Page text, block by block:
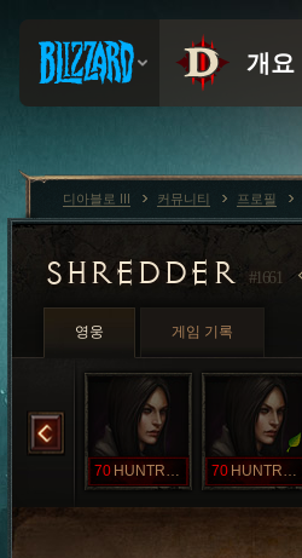
SHREDDER #1661
영웅 게임 기록
70 HUNTRESS 70 HUNTRESSTO
디아블로 III 커뮤니티 프로필